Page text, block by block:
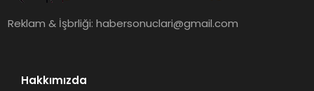
Reklam & İşbrliği:habersonuclari@gmail.com
Hakkımızda